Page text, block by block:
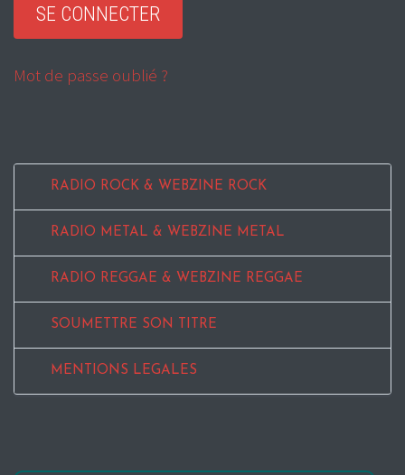
Mot de passe oublié ?
RADIO ROCK & WEBZINE ROCK
RADIO METAL & WEBZINE METAL
RADIO REGGAE & WEBZINE REGGAE
SOUMETTRE SON TITRE
MENTIONS LEGALES